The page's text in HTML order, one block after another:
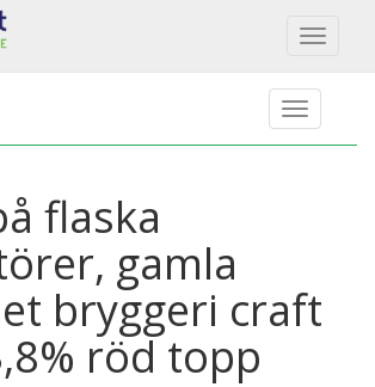
Toggle
flaska
gamla
bryggeri craft
röd topp